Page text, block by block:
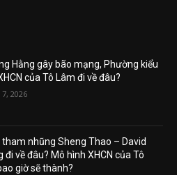
Hằng gây bão mạng, Phường kiểu
của Tô Lâm đi về đâu?
2026
tham nhũng Sheng Thao – David
đi về đâu? Mô hình XHCN của Tô
giờ sẽ thành?